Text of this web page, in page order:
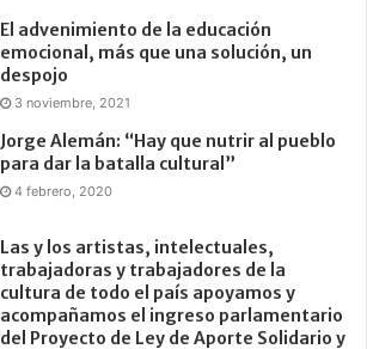
El advenimiento de la educación
emocional, más que una solución, un
despojo
3 noviembre, 2021
Jorge Alemán: “Hay que nutrir al pueblo
para dar la batalla cultural”
4 febrero, 2020
Las y los artistas, intelectuales,
trabajadoras y trabajadores de la
cultura de todo el país apoyamos y
acompañamos el ingreso parlamentario
del Proyecto de Ley de Aporte Solidario y